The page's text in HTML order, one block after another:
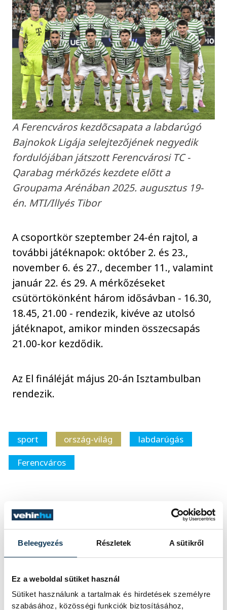
Beleegyezés Részletek A sütikről
Ez a weboldal sütiket használ
Sütiket használunk a tartalmak és hirdetések személyre
szabásához, közösségi funkciók biztosításához,
A Ferencváros kezdõcsapata a labdarúgó
Bajnokok Ligája selejtezõjének negyedik
fordulójában játszott Ferencvárosi TC -
Qarabag mérkõzés kezdete elõtt a
Groupama Arénában 2025. augusztus 19-
én. MTI/Illyés Tibor
A csoportkör szeptember 24-én rajtol, a
további játéknapok: október 2. és 23.,
november 6. és 27., december 11., valamint
január 22. és 29. A mérkőzéseket
csütörtökönként három idősávban - 16.30,
18.45, 21.00 - rendezik, kivéve az utolsó
játéknapot, amikor minden összecsapás
21.00-kor kezdődik.
Az El fináléját május 20-án Isztambulban
rendezik.
sport ország-világ
labdarúgás
Ferencváros
SZERZŐ
vehir.hu